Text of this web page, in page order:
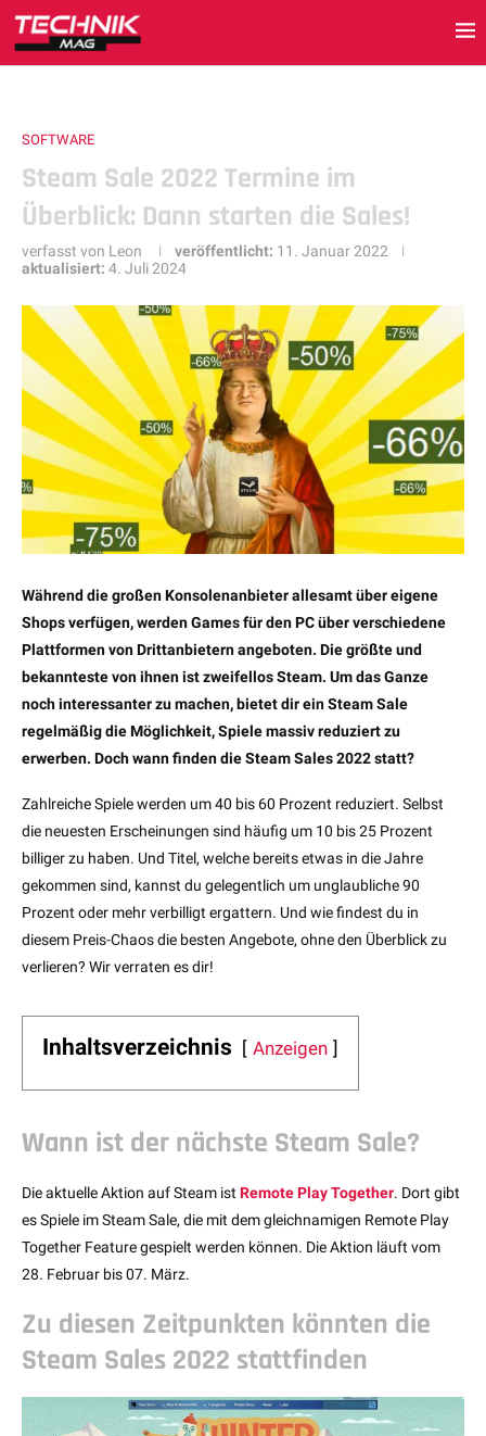
SOFTWARE
Steam Sale 2022 Termine im
Überblick: Dann starten die Sales!
verfasst von Leon veröffentlicht: 11. Januar 2022
aktualisiert: 4. Juli 2024
Während die großen Konsolenanbieter allesamt über eigene
Shops verfügen, werden Games für den PC über verschiedene
Plattformen von Drittanbietern angeboten. Die größte und
bekannteste von ihnen ist zweifellos Steam. Um das Ganze
noch interessanter zu machen, bietet dir ein Steam Sale
regelmäßig die Möglichkeit, Spiele massiv reduziert zu
erwerben. Doch wann finden die Steam Sales 2022 statt?
Zahlreiche Spiele werden um 40 bis 60 Prozent reduziert. Selbst
die neuesten Erscheinungen sind häufig um 10 bis 25 Prozent
billiger zu haben. Und Titel, welche bereits etwas in die Jahre
gekommen sind, kannst du gelegentlich um unglaubliche 90
Prozent oder mehr verbilligt ergattern. Und wie findest du in
diesem Preis-Chaos die besten Angebote, ohne den Überblick zu
verlieren? Wir verraten es dir!
Inhaltsverzeichnis Anzeigen
Wann ist der nächste Steam Sale?
Die aktuelle Aktion auf Steam ist Remote Play Together. Dort gibt
es Spiele im Steam Sale, die mit dem gleichnamigen Remote Play
Together Feature gespielt werden können. Die Aktion läuft vom
28. Februar bis 07. März.
Zu diesen Zeitpunkten könnten die
Steam Sales 2022 stattfinden